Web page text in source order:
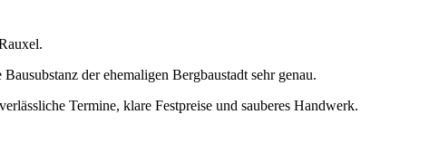
der ehemaligen Bergbaustadt sehr genau.
Termine, klare Festpreise und sauberes Handwerk.